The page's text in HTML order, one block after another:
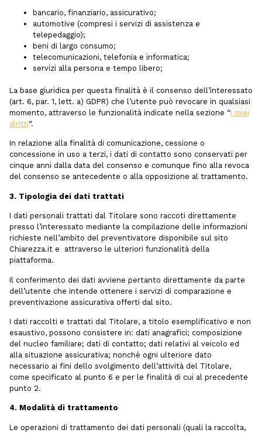
bancario, finanziario, assicurativo;
automotive (compresi i servizi di assistenza e
telepedaggio);
beni di largo consumo;
telecomunicazioni, telefonia e informatica;
servizi alla persona e tempo libero;
La base giuridica per questa finalità è il consenso dell’interessato
(art. 6, par. 1, lett. a) GDPR) che l’utente può revocare in qualsiasi
momento, attraverso le funzionalità indicate nella sezione “I miei
diritti“.
In relazione alla finalità di comunicazione, cessione o
concessione in uso a terzi, i dati di contatto sono conservati per
cinque anni dalla data del consenso e comunque fino alla revoca
del consenso se antecedente o alla opposizione al trattamento.
3. Tipologia dei dati trattati
I dati personali trattati dal Titolare sono raccoti direttamente
presso l’interessato mediante la compilazione delle informazioni
richieste nell’ambito del preventivatore disponibile sul sito
Chiarezza.it e attraverso le ulteriori funzionalità della
piattaforma.
Il conferimento dei dati avviene pertanto direttamente da parte
dell’utente che intende ottenere i servizi di comparazione e
preventivazione assicurativa offerti dal sito.
I dati raccolti e trattati dal Titolare, a titolo esemplificativo e non
esaustivo, possono consistere in: dati anagrafici; composizione
del nucleo familiare; dati di contatto; dati relativi al veicolo ed
alla situazione assicurativa; nonchè ogni ulteriore dato
necessario ai fini dello svolgimento dell’attività del Titolare,
come specificato al punto 6 e per le finalità di cui al precedente
punto 2.
4. Modalità di trattamento
Le operazioni di trattamento dei dati personali (quali la raccolta,